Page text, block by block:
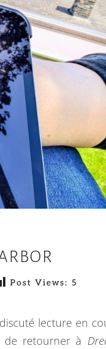
Post Views: 5
lecture en
de retourner à